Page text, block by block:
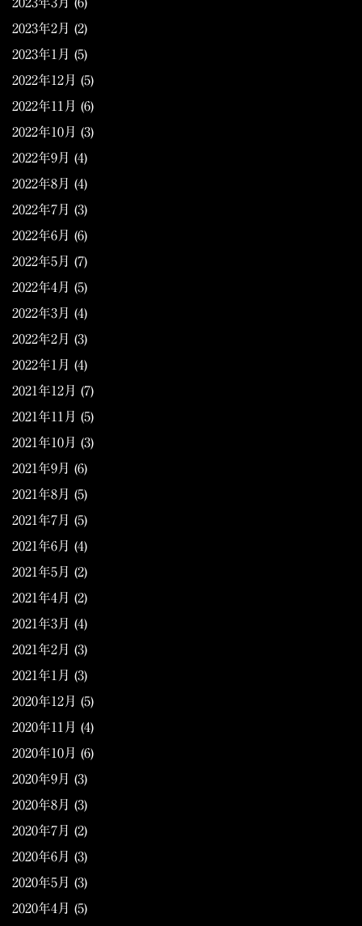
2023年2月 (2)
2023年1月 (5)
2022年12月 (5)
2022年11月 (6)
2022年10月 (3)
2022年9月 (4)
2022年8月 (4)
2022年7月 (3)
2022年6月 (6)
2022年5月 (7)
2022年4月 (5)
2022年3月 (4)
2022年2月 (3)
2022年1月 (4)
2021年12月 (7)
2021年11月 (5)
2021年10月 (3)
2021年9月 (6)
2021年8月 (5)
2021年7月 (5)
2021年6月 (4)
2021年5月 (2)
2021年4月 (2)
2021年3月 (4)
2021年2月 (3)
2021年1月 (3)
2020年12月 (5)
2020年11月 (4)
2020年10月 (6)
2020年9月 (3)
2020年8月 (3)
2020年7月 (2)
2020年6月 (3)
2020年5月 (3)
2020年4月 (5)